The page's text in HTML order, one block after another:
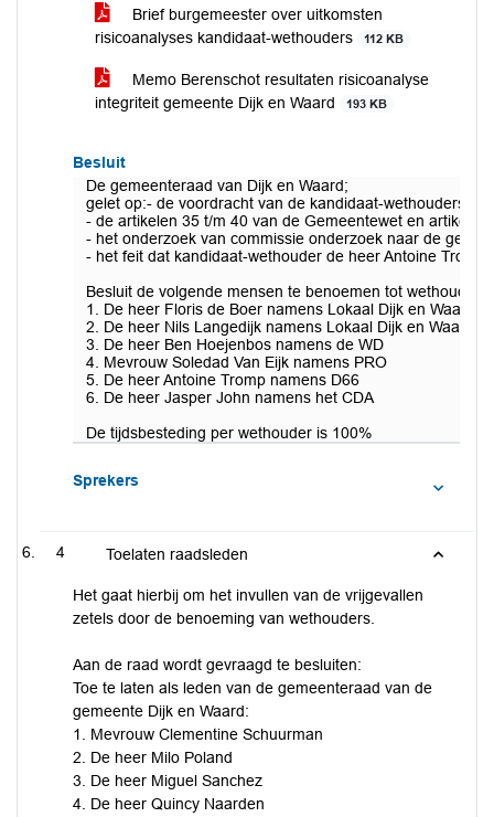
Brief burgemeester over uitkomsten
risicoanalyses kandidaat-wethouders
112 KB
Memo Berenschot resultaten risicoanalyse
integriteit gemeente Dijk en Waard
193 KB
Besluit
De gemeenteraad van Dijk en Waard;
gelet op:- de voordracht van de kandidaat-wethouders
- de artikelen 35 t/m 40 van de Gemeentewet en artikel
- het onderzoek van commissie onderzoek naar de
- het feit dat kandidaat-wethouder de heer Antoine
Besluit de volgende mensen te benoemen tot wethouder
1. De heer Floris de Boer namens Lokaal Dijk en Waard
2. De heer Nils Langedijk namens Lokaal Dijk en Waard
3. De heer Ben Hoejenbos namens de WD
4. Mevrouw Soledad Van Eijk namens PRO
5. De heer Antoine Tromp namens D66
6. De heer Jasper John namens het CDA
De tijdsbesteding per wethouder is 100%
Sprekers
4 Toelaten raadsleden
Het gaat hierbij om het invullen van de vrijgevallen
zetels door de benoeming van wethouders.
Aan de raad wordt gevraagd te besluiten:
Toe te laten als leden van de gemeenteraad van de
gemeente Dijk en Waard:
1. Mevrouw Clementine Schuurman
2. De heer Milo Poland
3. De heer Miguel Sanchez
4. De heer Quincy Naarden